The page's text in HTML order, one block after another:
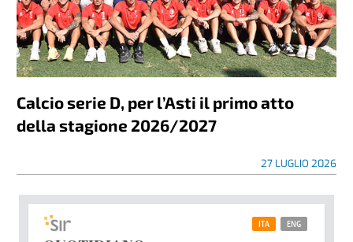
Calcio serie D, per l’Asti il primo atto
della stagione 2026/2027
27 LUGLIO 2026